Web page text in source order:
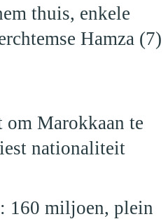
thuis, enkele
Hamza (7)
Marokkaan te
nationaliteit
160 miljoen, plein